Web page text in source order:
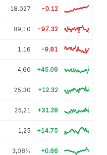
18.027 -0.12
89,10 -97.32
1,16 -9.81
4,60 +45.09
25,30 +12.32
25,21 +31.28
1,25 +14.75
3,08% +0.66